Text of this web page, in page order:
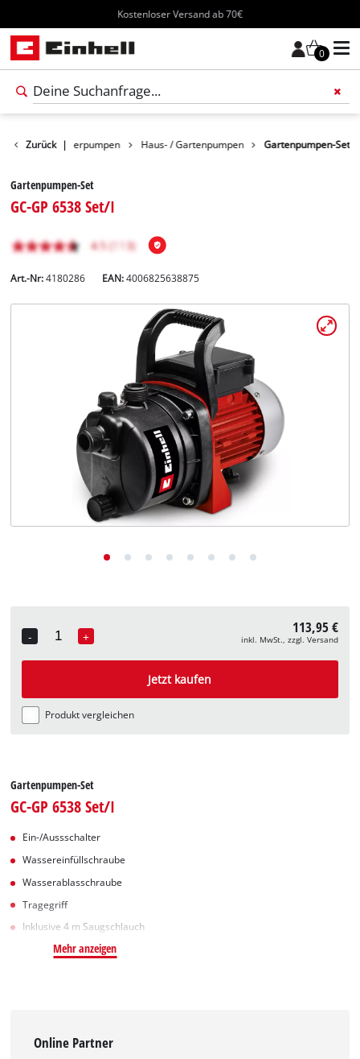
Kostenloser Versand ab 70€
0
Zurück |
Wasserpumpen Haus- / Gartenpumpen Gartenpumpen-Set
Gartenpumpen-Set
GC-GP 6538 Set/I
Art.-Nr: 4180286 EAN:4006825638875
-
Quantity
+ 113,95 €
inkl. MwSt., zzgl. Versand
Jetzt kaufen
Produkt vergleichen
Gartenpumpen-Set
GC-GP 6538 Set/I
Ein-/Aussschalter
Wassereinfüllschraube
Wasserablasschraube
Tragegriff
Inklusive 4 m Saugschlauch
Mehr anzeigen
Online Partner